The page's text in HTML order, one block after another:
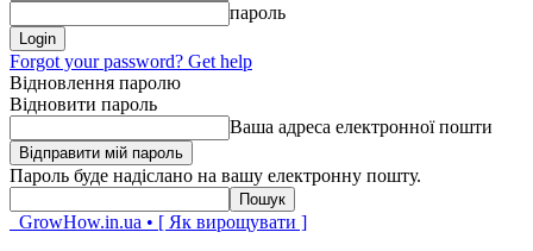
пароль
Forgot your password? Get help
Відновлення паролю
Відновити пароль
Ваша адреса електронної пошти
Пароль буде надіслано на вашу електронну пошту.
GrowHow.in.ua • [ Як вирощувати ]